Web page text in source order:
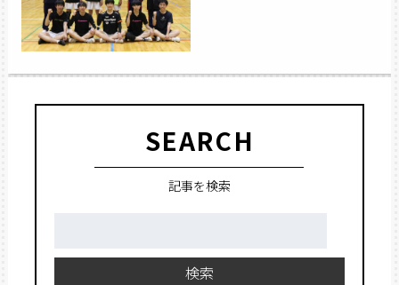
SEARCH
記事を検索
検索